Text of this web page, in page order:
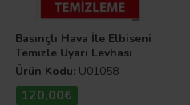
Basınçlı Hava İle Elbiseni
Temizle Uyarı Levhası
Ürün Kodu: U01058
120,00₺